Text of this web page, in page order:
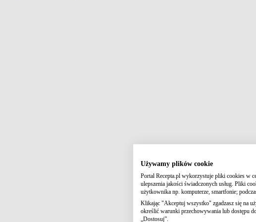
Używamy plików cookie
Portal Recepta.pl wykorzystuje pliki cookies w
ulepszenia jakości świadczonych usług. Pliki
użytkownika np. komputerze, smartfonie;
Klikając "Akceptuj wszystko" zgadzasz się na
określić warunki przechowywania lub dostępu
„Dostosuj”.